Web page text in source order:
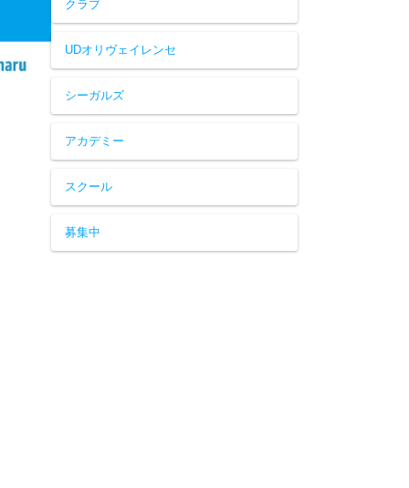
クラブ
UDオリヴェイレンセ
シーガルズ
アカデミー
スクール
募集中